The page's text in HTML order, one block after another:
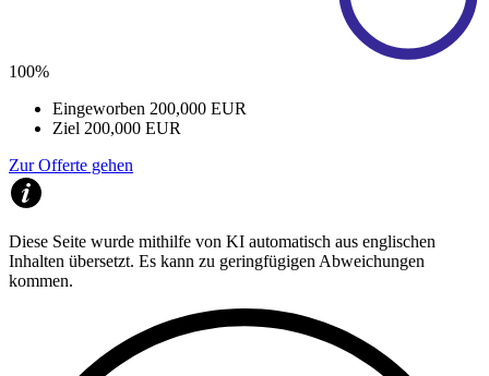
100%
Eingeworben 200,000 EUR
Ziel 200,000 EUR
Zur Offerte gehen
Diese Seite wurde mithilfe von KI automatisch aus englischen
Inhalten übersetzt. Es kann zu geringfügigen Abweichungen
kommen.